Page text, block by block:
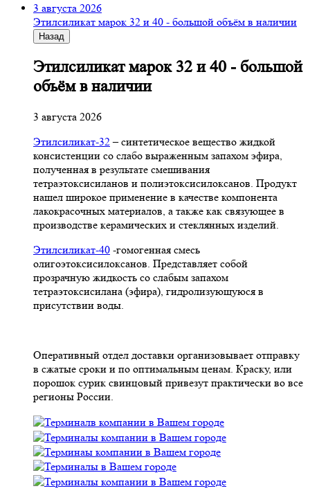
3 августа 2026
Этилсиликат марок 32 и 40 - большой объём в наличии
Назад
Этилсиликат марок 32 и 40 - большой
объём в наличии
3 августа 2026
Этилсиликат-32– синтетическое вещество жидкой
консистенции со слабо выраженным запахом эфира,
полученная в результате смешивания
тетpаэтоксисиланов и полиэтоксисилоксанов. Продукт
нашел широкое применение в качестве компонента
лакокрасочных материалов, а также как связующее в
производстве керамических и стеклянных изделий.
Этилсиликат-40 -гомогенная смесь
олигоэтоксисилоксанов. Представляет собой
прозрачную жидкость со слабым запахом
тетраэтоксисилана (эфира), гидролизующуюся в
присутствии воды.
Оперативный отдел доставки организовывает отправку
в сжатые сроки и по оптимальным ценам. Краску, или
порошок сурик свинцовый привезут практически во все
регионы России.